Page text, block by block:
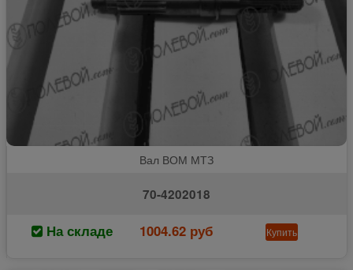
Вал ВОМ МТЗ
70-4202018
На складе 1004.62 руб Купить